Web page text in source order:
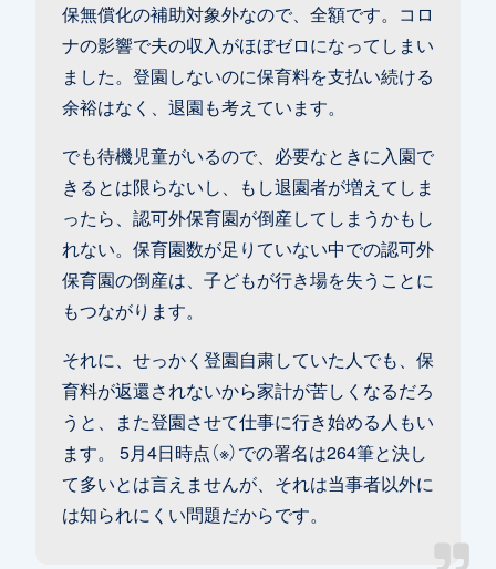
保無償化の補助対象外なので、全額です。コロ
ナの影響で夫の収入がほぼゼロになってしまい
ました。登園しないのに保育料を支払い続ける
余裕はなく、退園も考えています。
でも待機児童がいるので、必要なときに入園で
きるとは限らないし、もし退園者が増えてしま
ったら、認可外保育園が倒産してしまうかもし
れない。保育園数が足りていない中での認可外
保育園の倒産は、子どもが行き場を失うことに
もつながります。
それに、せっかく登園自粛していた人でも、保
育料が返還されないから家計が苦しくなるだろ
うと、また登園させて仕事に行き始める人もい
ます。 5月4日時点（※）での署名は264筆と決し
て多いとは言えませんが、それは当事者以外に
は知られにくい問題だからです。